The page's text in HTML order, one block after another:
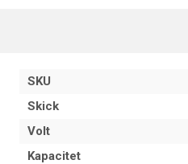
SKU
Skick
Volt
Kapacitet